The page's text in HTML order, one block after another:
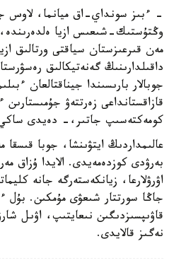
- ءبىز سونداي-اق ميانما، لاوس
وڭتۇستىك-شىعىس ازيا
مەن قىرعىزستان سياقتى ورتالىق
داقىلدارىنىڭ گەنەتيكالىق
جوبالار بارىسىندا جيناقتالعان
قازاقستانداعى زەرتتەۋ
كومەكتەسىپ جاتىر،- دەيدى
عالىمداردىڭ ايتۋىنشا، جوبا قىسقا
بەرۋدى كوزدەمەيدى. الايدا ۇزاق
اۋرۋلارعا، زيانكەستەرگە جانە
جاڭا سورتتار شىعۋى مۇمكىن. بۇل
قاۋىپسىزدىگىن نىعايتىپ، اۋىل
نەگىز قالايدى.